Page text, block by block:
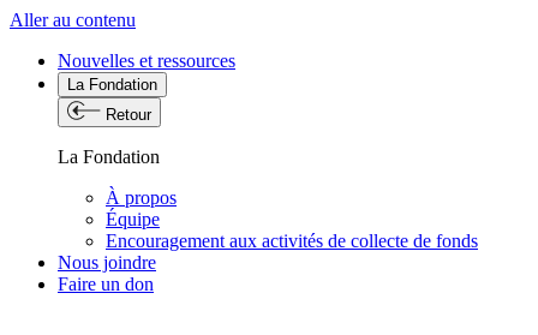
Aller au contenu
Nouvelles et ressources
La Fondation
Retour
La Fondation
À propos
Équipe
Encouragement aux activités de collecte de fonds
Nous joindre
Faire un don